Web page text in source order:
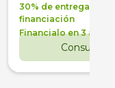
30% de entrega +
financiación
Financialo en 3 años
Consultar